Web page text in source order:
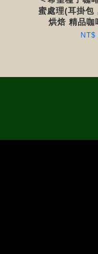
蜜處理(耳掛包
烘焙 精品咖
NT$